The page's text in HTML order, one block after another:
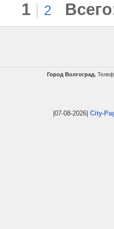
1| 2
Город Волгоград.
|07-08-2026| City-